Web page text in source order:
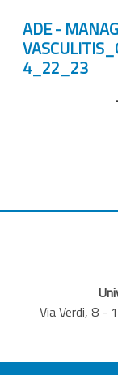
ADE -
4_22_23
Via Verdi, 8 -